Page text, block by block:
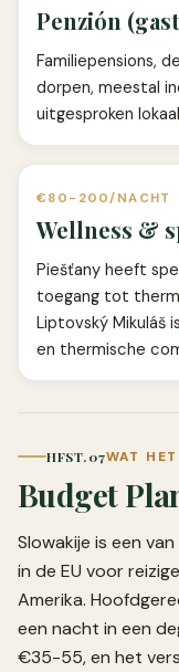
Penzión
Familiepensions,
dorpen, meestal
uitgesproken
€80-200/NACHT
Wellness &
Piešťany heeft
toegang tot
Liptovský Mikuláš
en thermische
HFST. 07WAT
Budget
Slowakije is een
in de EU voor
Amerika.
een nacht in een
€35-55, en het